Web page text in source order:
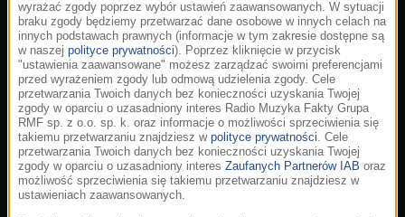
wyrażać zgody poprzez wybór ustawień zaawansowanych. W sytuacji
braku zgody będziemy przetwarzać dane osobowe w innych celach na
innych podstawach prawnych (informacje w tym zakresie dostępne są
w naszej polityce prywatności). Poprzez kliknięcie w przycisk
"ustawienia zaawansowane" możesz zarządzać swoimi preferencjami
przed wyrażeniem zgody lub odmową udzielenia zgody. Cele
przetwarzania Twoich danych bez konieczności uzyskania Twojej
zgody w oparciu o uzasadniony interes Radio Muzyka Fakty Grupa
RMF sp. z o.o. sp. k. oraz informacje o możliwości sprzeciwienia się
takiemu przetwarzaniu znajdziesz w polityce prywatności. Cele
przetwarzania Twoich danych bez konieczności uzyskania Twojej
zgody w oparciu o uzasadniony interes Zaufanych Partnerów IAB oraz
możliwość sprzeciwienia się takiemu przetwarzaniu znajdziesz w
ustawieniach zaawansowanych.